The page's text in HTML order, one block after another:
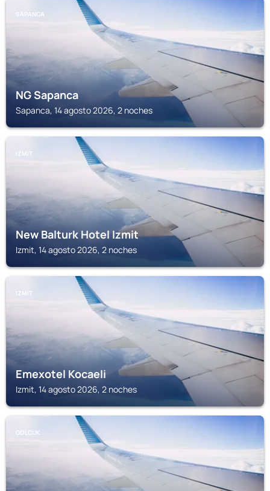
SAPANCA
NG Sapanca
Sapanca, 14 agosto 2026, 2 noches
IZMIT
New Balturk Hotel Izmit
Izmit, 14 agosto 2026, 2 noches
IZMIT
Emexotel Kocaeli
Izmit, 14 agosto 2026, 2 noches
GOLCUK